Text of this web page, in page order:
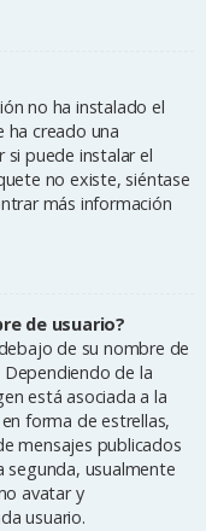
no ha instalado el
ha creado una
si puede instalar el
no existe, siéntase
más información
de usuario?
de su nombre de
de la
está asociada a la
forma de estrellas,
mensajes publicados
usualmente
avatar y
usuario.